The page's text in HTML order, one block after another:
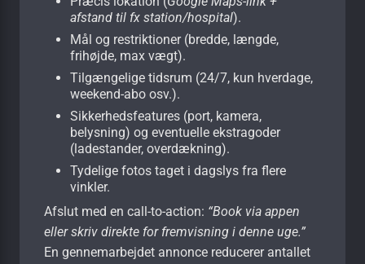
afstand til fx station/hospital).
Mål og restriktioner (bredde, længde,
frihøjde, max vægt).
Tilgængelige tidsrum (24/7, kun hverdage,
weekend-abo osv.).
Sikkerheds­features (port, kamera,
belysning) og eventuelle ekstra­goder
(ladestander, overdækning).
Tydelige fotos taget i dagslys fra flere
vinkler.
Afslut med en call-to-action: “Book via appen
eller skriv direkte for fremvisning i denne uge.”
En gennemarbejdet annonce reducerer antallet